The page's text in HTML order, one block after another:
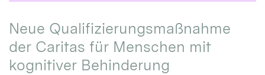
Neue Qualifizierungsmaßnahme
der Caritas für Menschen mit
kognitiver Behinderung